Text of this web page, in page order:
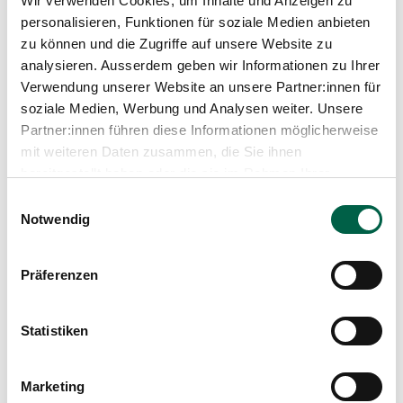
personalisieren, Funktionen für soziale Medien anbieten
zu können und die Zugriffe auf unsere Website zu
analysieren. Ausserdem geben wir Informationen zu Ihrer
Verwendung unserer Website an unsere Partner:innen für
soziale Medien, Werbung und Analysen weiter. Unsere
Partner:innen führen diese Informationen möglicherweise
mit weiteren Daten zusammen, die Sie ihnen
Notwendig
Präferenzen
Statistiken
Marketing
Weitere Beiträge